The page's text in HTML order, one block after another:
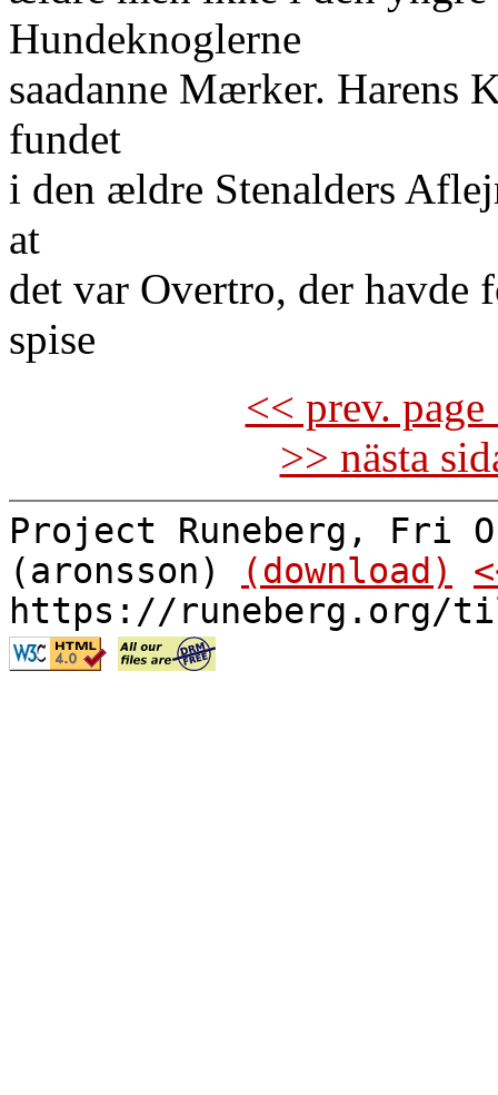
Hundeknoglerne
saadanne Mærker. Harens
fundet
i den ældre Stenalders
at
det var Overtro, der havde
spise
<< prev.
>> nästa
Project Runeberg, Fri
(aronsson)
(download)
https://runeberg.org/